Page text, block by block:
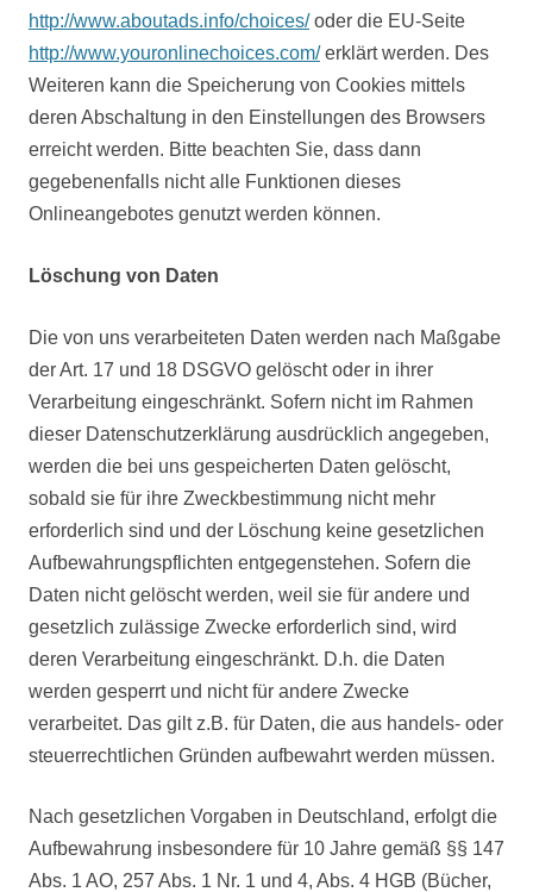
http://www.aboutads.info/choices/oder die EU-Seite
http://www.youronlinechoices.com/erklärt werden. Des
Weiteren kann die Speicherung von Cookies mittels
deren Abschaltung in den Einstellungen des Browsers
erreicht werden. Bitte beachten Sie, dass dann
gegebenenfalls nicht alle Funktionen dieses
Onlineangebotes genutzt werden können.
Löschung von Daten
Die von uns verarbeiteten Daten werden nach Maßgabe
der Art. 17 und 18 DSGVO gelöscht oder in ihrer
Verarbeitung eingeschränkt. Sofern nicht im Rahmen
dieser Datenschutzerklärung ausdrücklich angegeben,
werden die bei uns gespeicherten Daten gelöscht,
sobald sie für ihre Zweckbestimmung nicht mehr
erforderlich sind und der Löschung keine gesetzlichen
Aufbewahrungspflichten entgegenstehen. Sofern die
Daten nicht gelöscht werden, weil sie für andere und
gesetzlich zulässige Zwecke erforderlich sind, wird
deren Verarbeitung eingeschränkt. D.h. die Daten
werden gesperrt und nicht für andere Zwecke
verarbeitet. Das gilt z.B. für Daten, die aus handels- oder
steuerrechtlichen Gründen aufbewahrt werden müssen.
Nach gesetzlichen Vorgaben in Deutschland, erfolgt die
Aufbewahrung insbesondere für 10 Jahre gemäß §§ 147
Abs. 1 AO, 257 Abs. 1 Nr. 1 und 4, Abs. 4 HGB (Bücher,